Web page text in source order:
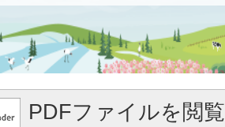
PDFファイルを閲